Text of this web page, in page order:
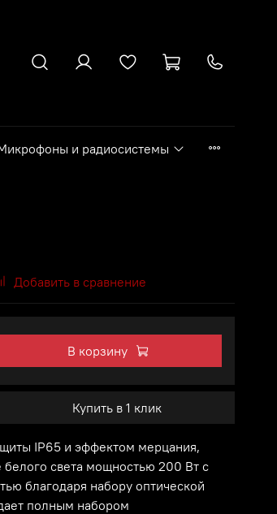
и радиосистемы
Добавить в сравнение
В корзину
Купить в 1 клик
IP65 и эффектом мерцания,
света мощностью 200 Вт с
благодаря набору оптической
полным набором